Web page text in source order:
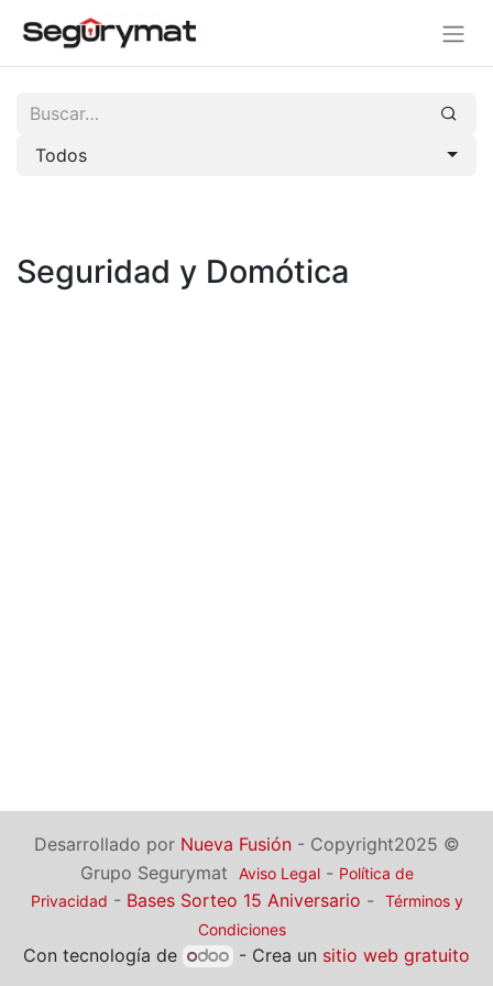
Todos
Seguridad y Domótica
Desarrollado por Nueva Fusión- Copyright2025 ©
Grupo Segurymat
Aviso Legal- Política de
Privacidad - Bases Sorteo 15 Aniversario -
Términos y
Condiciones
Con tecnología de - Crea un sitio web gratuito